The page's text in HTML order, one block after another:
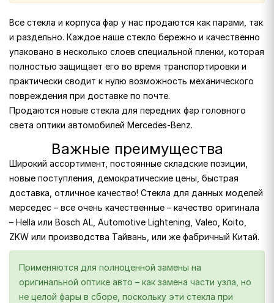
Все стекла и корпуса фар у нас продаются как парами, так
и раздельно. Каждое наше стекло бережно и качественно
упаковано в несколько слоев специальной пленки, которая
полностью защищает его во время транспортировки и
практически сводит к нулю возможность механического
повреждения при доставке по почте.
Продаются новые стекла для передних фар головного
света оптики автомобилей Mercedes-Benz.
Важные преимущества
Широкий ассортимент, постоянные складские позиции,
новые поступления, демократические цены, быстрая
доставка, отличное качество! Стекла для данных моделей
мерседес – все очень качественные – качество оригинала
– Hella или Bosch AL, Automotive Lightening, Valeo, Koito,
ZKW или производства Тайвань, или же фабричный Китай.
Применяются для полноценной замены на
оригинальной оптике авто – как замена части узла, но
не целой фары в сборе, поскольку эти стекла при